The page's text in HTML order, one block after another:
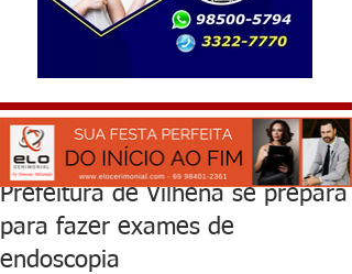
Prefeitura de Vilhena se prepara
para fazer exames de
endoscopia